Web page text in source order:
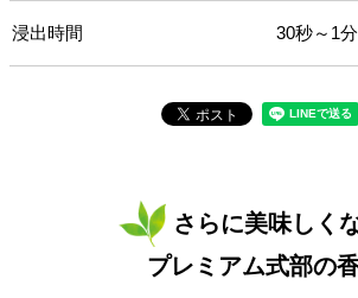
浸出時間 30秒～1分
さらに美味しく
プレミアム式部の